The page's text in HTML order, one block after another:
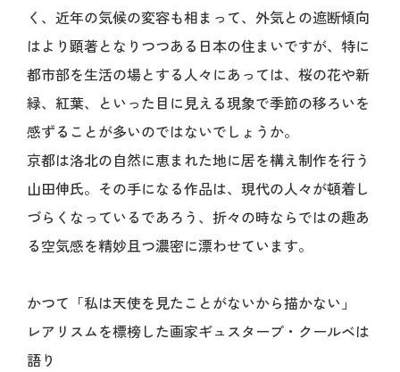
く、近年の気候の変容も相まって、外気との遮断傾向
はより顕著となりつつある日本の住まいですが、特に
都市部を生活の場とする人々にあっては、桜の花や新
緑、紅葉、といった目に見える現象で季節の移ろいを
感ずることが多いのではないでしょうか。
京都は洛北の自然に恵まれた地に居を構え制作を行う
山田伸氏。その手になる作品は、現代の人々が頓着し
づらくなっているであろう、折々の時ならではの趣あ
る空気感を精妙且つ濃密に漂わせています。
かつて「私は天使を見たことがないから描かない」
レアリスムを標榜した画家ギュスターブ・クールベは
語り